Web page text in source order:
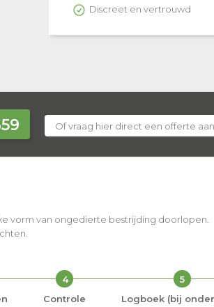
Discreet en vertrouwd
Of vraag hier direct een offerte aan
vorm van ongedierte bestrijding doorlopen.
4
Controle
5
Logboek (bij